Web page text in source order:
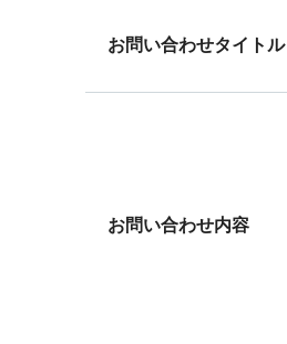
お問い合わせタイトル
お問い合わせ内容